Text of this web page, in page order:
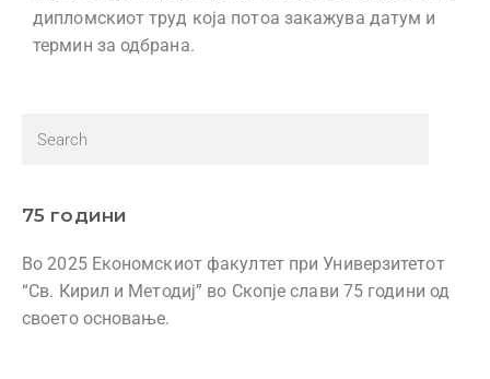
дипломскиот труд која потоа закажува датум и
термин за одбрана.
75 години
Во 2025 Економскиот факултет при Универзитетот
“Св. Кирил и Методиј” во Скопје слави 75 години од
своето основање.